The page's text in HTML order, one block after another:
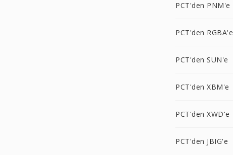
PCT'den PNM'e
PCT'den RGBA'e
PCT'den SUN'e
PCT'den XBM'e
PCT'den XWD'e
PCT'den JBIG'e